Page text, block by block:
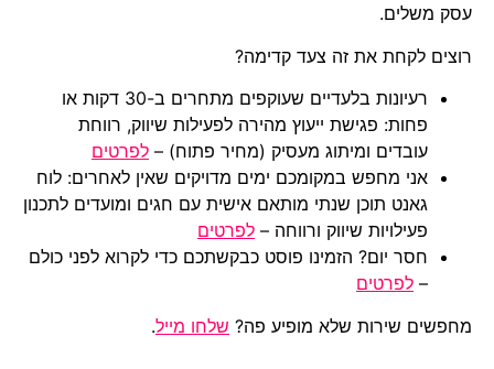
עסק משלים.
רוצים לקחת את זה צעד קדימה?
רעיונות בלעדיים שעוקפים מתחרים ב-30 דקות או
פחות: פגישת ייעוץ מהירה לפעילות שיווק, רווחת
עובדים ומיתוג מעסיק (מחיר פתוח) – לפרטים
אני מחפש במקומכם ימים מדויקים שאין לאחרים: לוח
גאנט תוכן שנתי מותאם אישית עם חגים ומועדים לתכנון
פעילויות שיווק ורווחה – לפרטים
חסר יום? הזמינו פוסט כבקשתכם כדי לקרוא לפני כולם
– לפרטים
מחפשים שירות שלא מופיע פה? שלחו מייל.